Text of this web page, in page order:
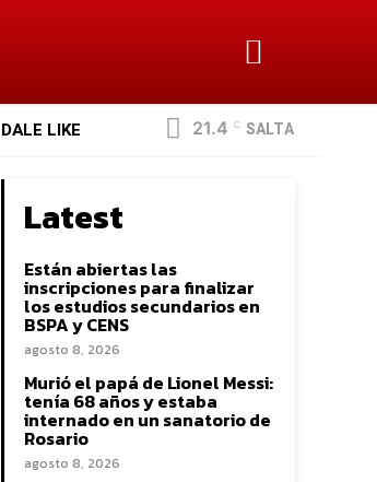
DALE LIKE 21.4 C SALTA
Latest
Están abiertas las
inscripciones para finalizar
los estudios secundarios en
BSPA y CENS
agosto 8, 2026
Murió el papá de Lionel Messi:
tenía 68 años y estaba
internado en un sanatorio de
Rosario
agosto 8, 2026